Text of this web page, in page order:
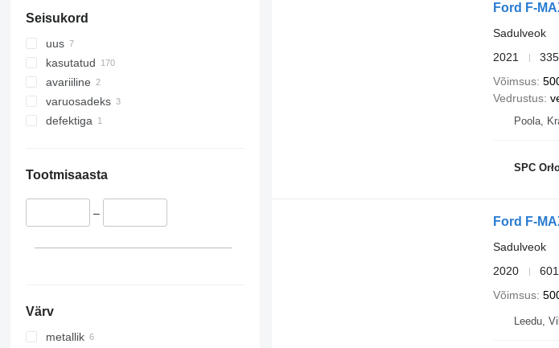
Seisukord
uus
kasutatud
avariiline
varuosadeks
defektiga
Tootmisaasta
–
Värv
metallik
Ford F-
Sadulveok
2021
Võimsus
Vedrustus
Poola,
SPC
Ford F-
Sadulveok
2020
Võimsus
Leedu,